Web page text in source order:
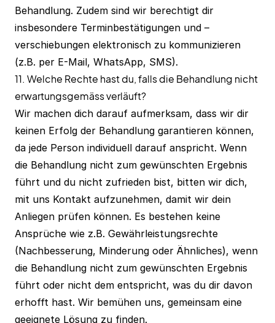
Behandlung. Zudem sind wir berechtigt dir
insbesondere Terminbestätigungen und –
verschiebungen elektronisch zu kommunizieren
(z.B. per E-Mail, WhatsApp, SMS).
11. Welche Rechte hast du, falls die Behandlung nicht
erwartungsgemäss verläuft?
Wir machen dich darauf aufmerksam, dass wir dir
keinen Erfolg der Behandlung garantieren können,
da jede Person individuell darauf anspricht. Wenn
die Behandlung nicht zum gewünschten Ergebnis
führt und du nicht zufrieden bist, bitten wir dich,
mit uns Kontakt aufzunehmen, damit wir dein
Anliegen prüfen können. Es bestehen keine
Ansprüche wie z.B. Gewährleistungsrechte
(Nachbesserung, Minderung oder Ähnliches), wenn
die Behandlung nicht zum gewünschten Ergebnis
führt oder nicht dem entspricht, was du dir davon
erhofft hast. Wir bemühen uns, gemeinsam eine
geeignete Lösung zu finden.